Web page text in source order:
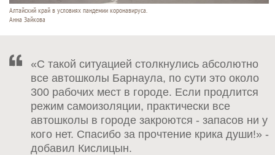
Алтайский край в условиях пандемии коронавируса.
Анна Зайкова
«С такой ситуацией столкнулись абсолютно
все автошколы Барнаула, по сути это около
300 рабочих мест в городе. Если продлится
режим самоизоляции, практически все
автошколы в городе закроются - запасов ни у
кого нет. Спасибо за прочтение крика души!» -
добавил Кислицын.